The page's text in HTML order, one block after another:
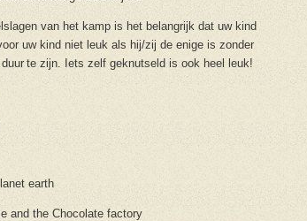
van het kamp is het belangrijk dat uw kind
uw kind niet leuk als hij/zij de enige is zonder
te zijn. Iets zelf geknutseld is ook heel leuk!
earth
and the Chocolate factory